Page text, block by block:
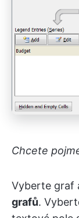
Chcete
Vyberte graf
grafů.